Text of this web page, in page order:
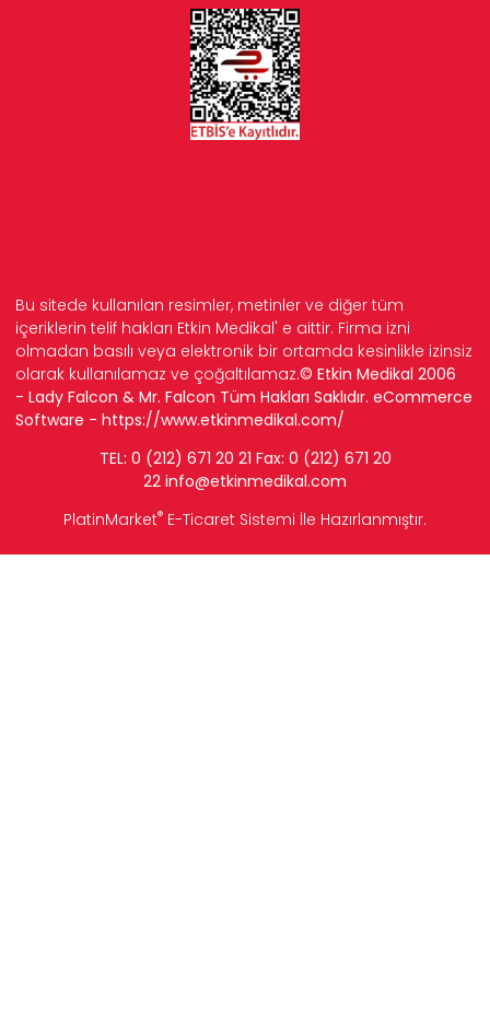
Bu sitede kullanılan resimler, metinler ve diğer tüm
içeriklerin telif hakları Etkin Medikal' e aittir. Firma izni
olmadan basılı veya elektronik bir ortamda kesinlikle izinsiz
olarak kullanılamaz ve çoğaltılamaz.© Etkin Medikal 2006
- Lady Falcon & Mr. Falcon Tüm Hakları Saklıdır. eCommerce
Software - https://www.etkinmedikal.com/
TEL: 0 (212) 671 20 21 Fax: 0 (212) 671 20
22 info@etkinmedikal.com
PlatinMarket® E-Ticaret Sistemi İle Hazırlanmıştır.